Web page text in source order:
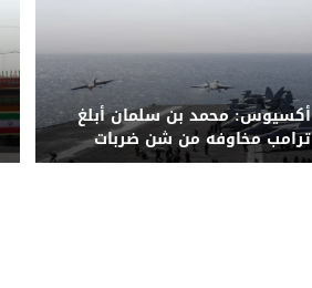
أكسيوس: محمد بن سلمان أبلغ
ترامب مخاوفه من شن ضربات
واسعة على إيران